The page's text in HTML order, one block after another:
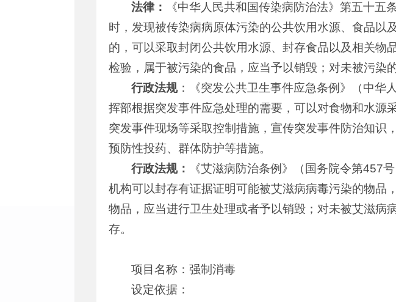
法律：
《中华人民共和国传染病防治法》第五十
时，发现被传染病病原体污染的公共饮用水源、食品
的，可以采取封闭公共饮用水源、封存食品以及相关
检验，属于被污染的食品，应当予以销毁；对未被污染
行政法规：《突发公共卫生事件应急条例》（中华
挥部根据突发事件应急处理的需要，可以对食物和水源
突发事件现场等采取控制措施，宣传突发事件防治知识
预防性投药、群体防护等措施。
行政法规：
《艾滋病防治条例》（国务院令第457
机构可以封存有证据证明可能被艾滋病病毒污染的物品
物品，应当进行卫生处理或者予以销毁；对未被艾滋病
存。
项目名称：强制消毒
设定依据：